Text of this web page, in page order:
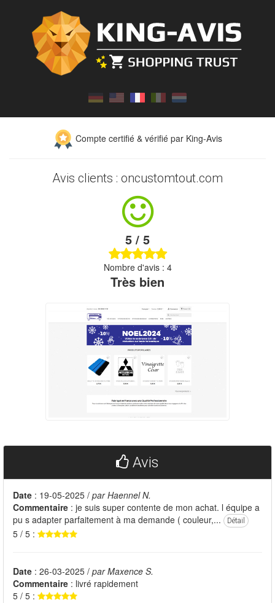
Compte certifié & vérifié par King-Avis
Avis clients : oncustomtout.com
5 / 5
Nombre d'avis : 4
Très bien
Avis
Date : 19-05-2025 / par Haennel N.
Commentaire : je suis super contente de mon achat. l équipe a
pu s adapter parfaitement à ma demande ( couleur,...
Détail
5 / 5 :
Date : 26-03-2025 / par Maxence S.
Commentaire : livré rapidement
5 / 5 :